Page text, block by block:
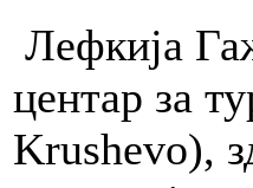
Лефкија
центар за
Krushevo),